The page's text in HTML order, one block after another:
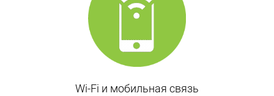
Wi-Fi и мобильная связь